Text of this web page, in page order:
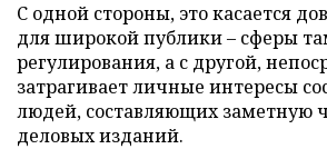
С одной стороны, это касается
для широкой публики – сферы
регулирования, а с другой,
затрагивает личные интересы
людей, составляющих заметную
деловых изданий.